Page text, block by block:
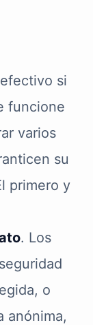
si
funcione
varios
su
primero y
. Los
o
anónima,